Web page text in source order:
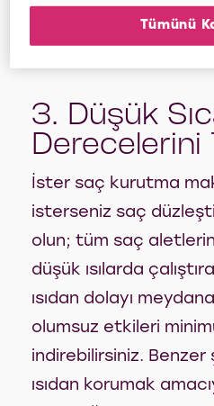
başlamalısınız.
3. Düşük
Derecelerini
İster saç kurutma
isterseniz saç
olun; tüm saç
düşük ısılarda
ısıdan dolayı
olumsuz etkileri
indirebilirsiniz. Benzer
ısıdan korumak
Tümünü